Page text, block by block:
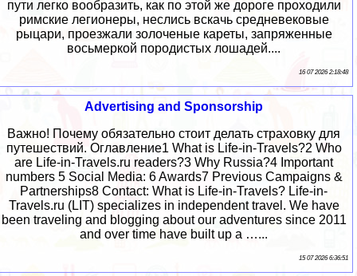
пути легко вообразить, как по этой же дороге проходили
римские легионеры, неслись вскачь средневековые
рыцари, проезжали золоченые кареты, запряженные
восьмеркой породистых лошадей....
16 07 2026 2:18:48
Advertising and Sponsorship
Важно! Почему обязательно стоит делать страховку для
путешествий. Оглавление1 What is Life-in-Travels?2 Who
are Life-in-Travels.ru readers?3 Why Russia?4 Important
numbers 5 Social Media: 6 Awards7 Previous Campaigns &
Partnerships8 Contact: What is Life-in-Travels? Life-in-
Travels.ru (LIT) specializes in independent travel. We have
been traveling and blogging about our adventures since 2011
and over time have built up a …...
15 07 2026 6:36:51